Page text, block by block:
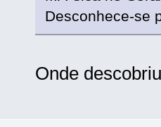
Desconhece-se
Onde